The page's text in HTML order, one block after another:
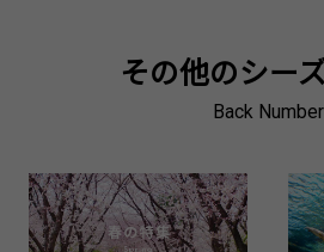
その他のシー
Back Number